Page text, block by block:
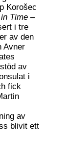
Korošec
Time –
i tre
av den
Avner
av
i
fick
av
blivit ett